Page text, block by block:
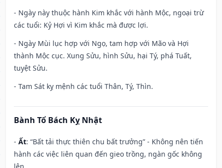
- Ngày này thuộc hành Kim khắc với hành Mộc, ngoại trừ
các tuổi: Kỷ Hợi vì Kim khắc mà được lợi.
- Ngày Mùi lục hợp với Ngọ, tam hợp với Mão và Hợi
thành Mộc cục. Xung Sửu, hình Sửu, hại Tý, phá Tuất,
tuyệt Sửu.
- Tam Sát kỵ mệnh các tuổi Thân, Tý, Thìn.
Bành Tổ Bách Kỵ Nhật
- Ất: “Bất tải thực thiên chu bất trưởng” - Không nên tiến
hành các việc liên quan đến gieo trồng, ngàn gốc không